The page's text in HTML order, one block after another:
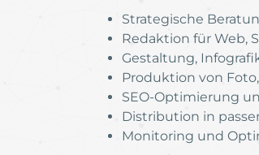
Strategische
Redaktion für Web,
Gestaltung,
Produktion von
SEO-Optimierung
Distribution in
Monitoring und